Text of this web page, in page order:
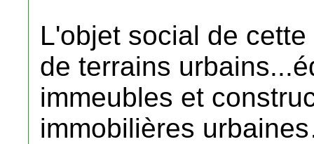
L'objet social de
de terrains
immeubles et
immobilières